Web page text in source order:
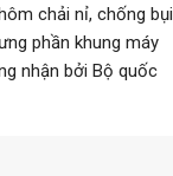
chải nỉ, chống bụi
phần khung máy
nhận bởi Bộ quốc